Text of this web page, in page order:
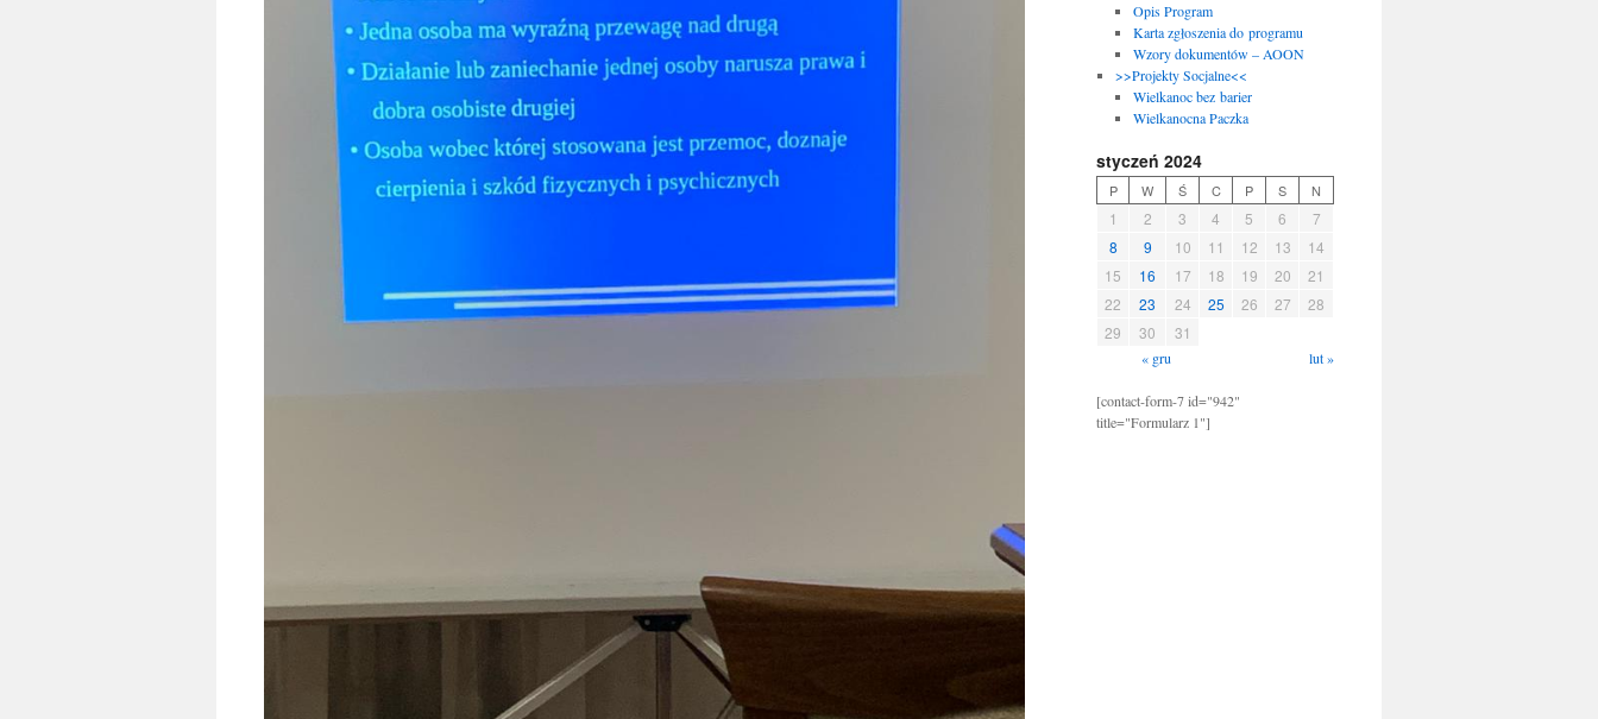
Opis Program
Karta zgłoszenia do programu
Wzory dokumentów – AOON
>>Projekty Socjalne<<
Wielkanoc bez barier
Wielkanocna Paczka
styczeń 2024
P W Ś C P S N
1 2 3 4 5 6
7
8
9 10 11 12 13
14
15
16 17 18 19 20
21
22
23 24 25 26 27
28
29
30 31
« gru lut »
[contact-form-7 id="942"
title="Formularz 1"]